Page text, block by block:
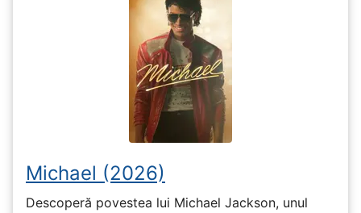
Michael (2026)
Descoperă povestea lui Michael Jackson, unul